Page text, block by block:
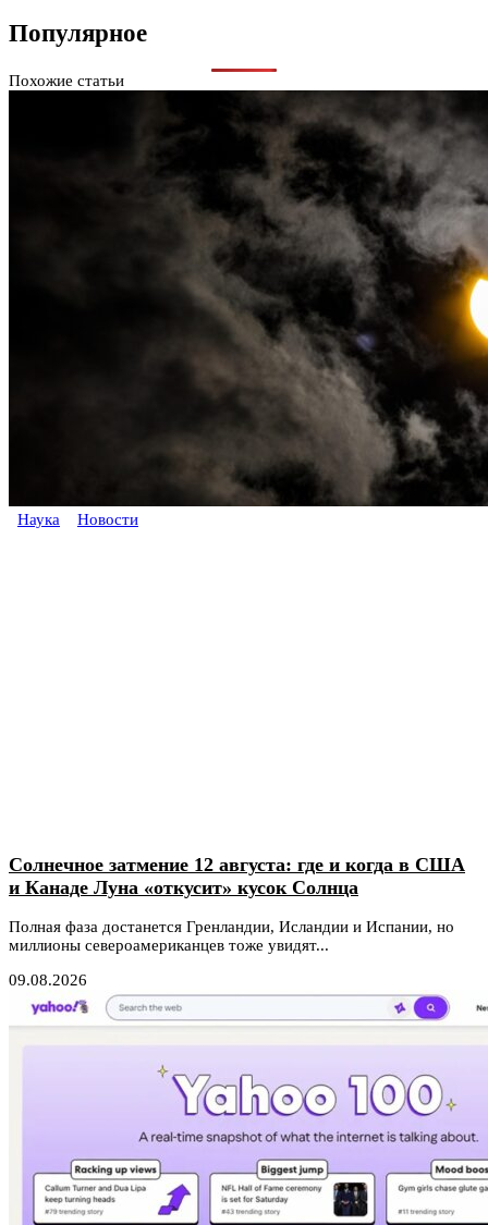
Популярное
Похожие статьи
Наука Новости
Солнечное затмение 12 августа: где и когда в США
и Канаде Луна «откусит» кусок Солнца
Полная фаза достанется Гренландии, Исландии и Испании, но
миллионы североамериканцев тоже увидят...
09.08.2026